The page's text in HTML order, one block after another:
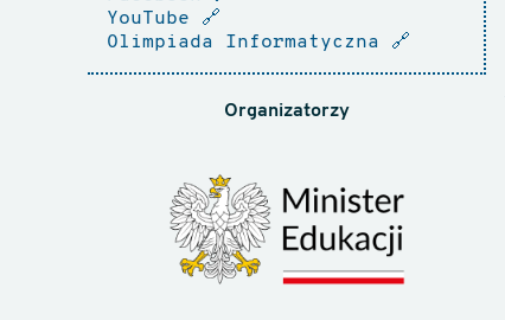
YouTube 🔗
Olimpiada Informatyczna
🔗
Organizatorzy